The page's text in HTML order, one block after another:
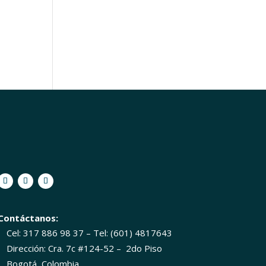
Cel: 317 886 98 37 – Tel: (601) 4817643
Dirección: Cra. 7c #124-52 – 2do Piso
Bogotá, Colombia.